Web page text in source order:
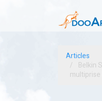
Articles
Belkin
multiprise